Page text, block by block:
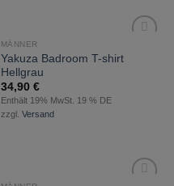
Wunschliste
MÄNNER
Yakuza Badroom T-shirt
Hellgrau
34,90 €
Enthält 19% MwSt. 19 % DE
zzgl. Versand